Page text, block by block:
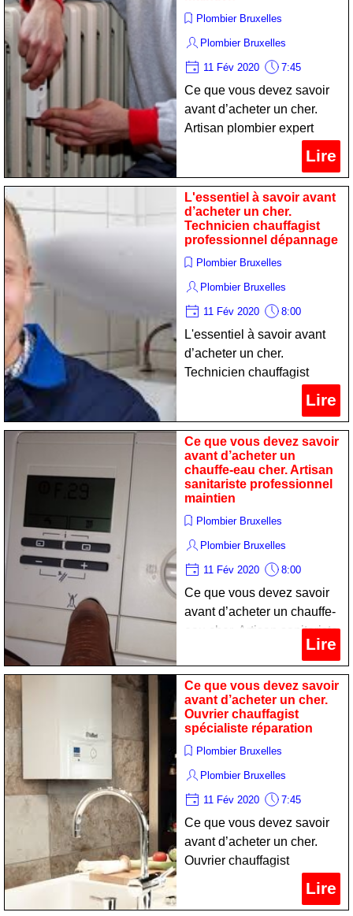
Plombier Bruxelles
Plombier Bruxelles
11 Fév 2020 7:45
Ce que vous devez savoir
avant d’acheter un cher.
Artisan plombier expert
Lire
L'essentiel à savoir avant
d’acheter un cher.
Technicien chauffagist
professionnel dépannage
Plombier Bruxelles
Plombier Bruxelles
11 Fév 2020 8:00
L'essentiel à savoir avant
d’acheter un cher.
Technicien chauffagist
professionnel dépannageLire
Ce que vous devez savoir
avant d’acheter un
chauffe-eau cher. Artisan
sanitariste professionnel
maintien
Plombier Bruxelles
Plombier Bruxelles
11 Fév 2020 8:00
Ce que vous devez savoir
avant d’acheter un chauffe-
eau cher. Artisan sanitariste
professionnel maintienLire
Ce que vous devez savoir
avant d’acheter un cher.
Ouvrier chauffagist
spécialiste réparation
Plombier Bruxelles
Plombier Bruxelles
11 Fév 2020 7:45
Ce que vous devez savoir
avant d’acheter un cher.
Ouvrier chauffagist
Lire